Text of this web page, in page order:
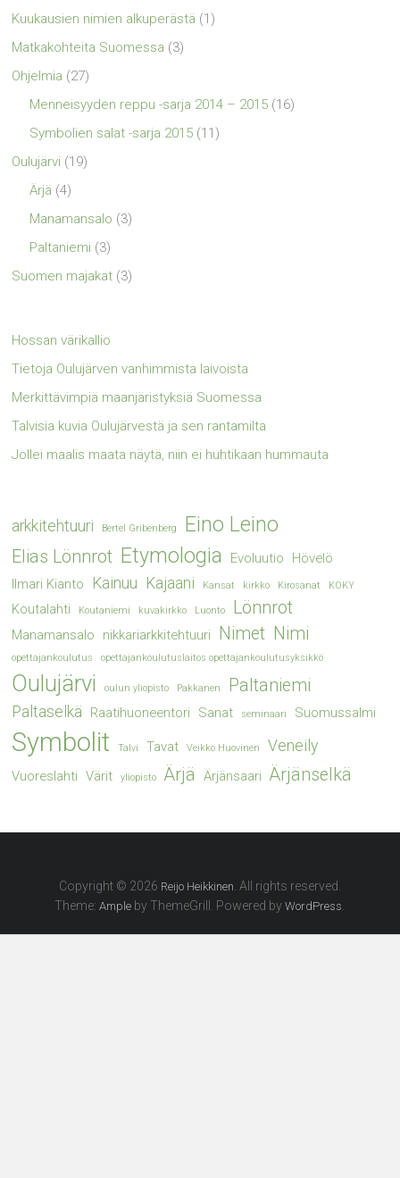
Kuukausien nimien alkuperästä (1)
Matkakohteita Suomessa (3)
Ohjelmia (27)
Menneisyyden reppu -sarja 2014 – 2015 (16)
Symbolien salat -sarja 2015 (11)
Oulujärvi (19)
Ärjä (4)
Manamansalo (3)
Paltaniemi (3)
Suomen majakat (3)
Hossan värikallio
Tietoja Oulujärven vanhimmista laivoista
Merkittävimpiä maanjäristyksiä Suomessa
Talvisia kuvia Oulujärvestä ja sen rantamilta
Jollei maalis maata näytä, niin ei huhtikaan hummauta
arkkitehtuuri Bertel Gribenberg Eino Leino
Elias Lönnrot Etymologia Evoluutio
Hövelö
Ilmari Kianto
Kainuu Kajaani Kansat kirkko Kirosanat KOKY
Koutalahti Koutaniemi kuvakirkko Luonto Lönnrot
Manamansalo nikkariarkkitehtuuri Nimet Nimi
opettajankoulutus opettajankoulutuslaitos opettajankoulutusyksikkö
Oulujärvi oulun yliopisto Pakkanen Paltaniemi
Paltaselkä Raatihuoneentori Sanat seminaari Suomussalmi
Symbolit Talvi Tavat Veikko Huovinen Veneily
Vuoreslahti Värit yliopisto Ärjä Ärjänsaari Ärjänselkä
Copyright © 2026 Reijo Heikkinen . All rights reserved.
Theme:Ample by ThemeGrill. Powered byWordPress